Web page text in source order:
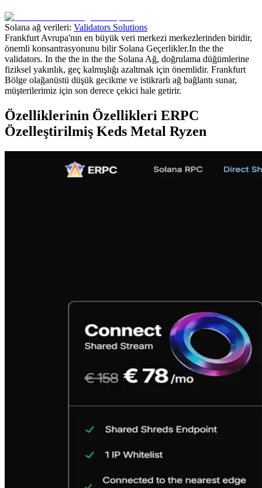
Solana ağ verileri: Validators Solutions
Frankfurt Avrupa'nın en büyük veri merkezi merkezlerinden biridir,
önemli konsantrasyonunu bilir Solana Geçerlikler.In the the
validators. In the the in the the Solana Ağ, doğrulama düğümlerine
fiziksel yakınlık, geç kalmışlığı azaltmak için önemlidir. Frankfurt
Bölge olağanüstü düşük gecikme ve istikrarlı ağ bağlantı sunar,
müşterilerimiz için son derece çekici hale getirir.
Özelliklerinin Özellikleri ERPC
Özelleştirilmiş Keds Metal Ryzen